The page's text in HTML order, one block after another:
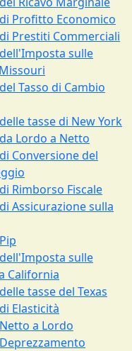
Profitto Economico
Prestiti Commerciali
sulle
Tasso di Cambio
tasse di New York
Lordo a Netto
Conversione del
Rimborso Fiscale
Assicurazione sulla
sulle
California
tasse del Texas
Elasticità
a Lordo